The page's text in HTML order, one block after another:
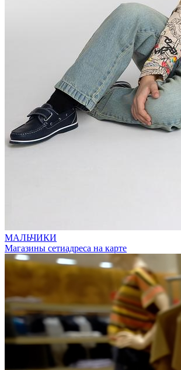
МАЛЬЧИКИ
Магазины сетиадреса на карте